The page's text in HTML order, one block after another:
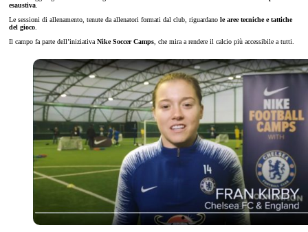
esaustiva
Le sessioni di allenamento, tenute da allenatori formati dal club, riguardano le aree tecniche e tattiche
del gioco
Il campo fa parte dell’iniziativa Nike Soccer Camps , che mira a rendere il calcio più accessibile a tutti.